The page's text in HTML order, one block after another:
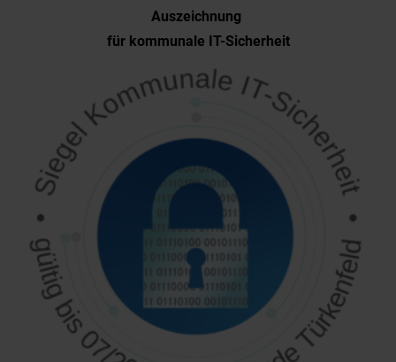
Auszeichnung
für kommunale IT-Sicherheit